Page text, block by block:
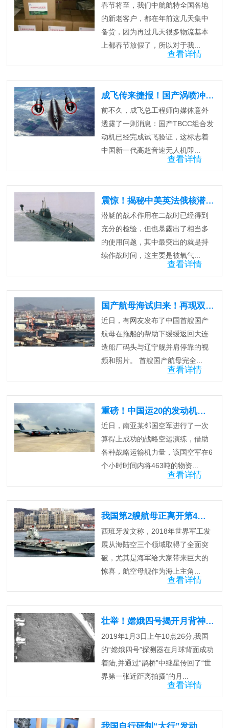
春节将至，我们中航航特全国各地
的新老客户，都在年前这几天集中
备货，因为再过几天很多物流基本
上都春节放假了，所以对于我...
查看详情
成飞传来捷报！国产涡喷冲压发动机新突破。
前不久，成飞总工程师向媒体意外
透露了一则消息：国产TBCC组合发
动机已经完成试飞验证，这标志着
中国新一代高超音速无人机即...
查看详情
震惊！揭秘中美英法俄核潜艇数量排名！
潜艇的战术作用在二战时已经得到
充分的检验，但也暴露出了相当多
的使用问题，其中最突出的就是持
续作战时间，这主要是被氧气...
查看详情
国产航母海试归来！再现双航母同框！
近日，有网友发布了中国首艘国产
航母在拖船的帮助下缓缓返回大连
造船厂码头与辽宁舰并肩停靠的视
频和照片。 首艘国产航母完全...
查看详情
重磅！中国运20的发动机也将国产！
近日，南亚某邻国空军进行了一次
算得上成功的战略空运演练，借助
各种战略运输机力量，该国空军在6
个小时时间内将463吨的物资...
查看详情
我国第2艘航母正离开第4个出海口
西班牙发文称，2018年世界军工发
展从海陆空三个领域取得了全面突
破，尤其是海军给大家带来巨大的
惊喜，航空母舰作为海上主角...
查看详情
壮举！嫦娥四号揭开月背神秘面纱
2019年1月3日上午10点26分,我国
的“嫦娥四号”探测器在月球背面成功
着陆,并通过“鹊桥”中继星传回了“世
界第一张近距离拍摄”的月...
查看详情